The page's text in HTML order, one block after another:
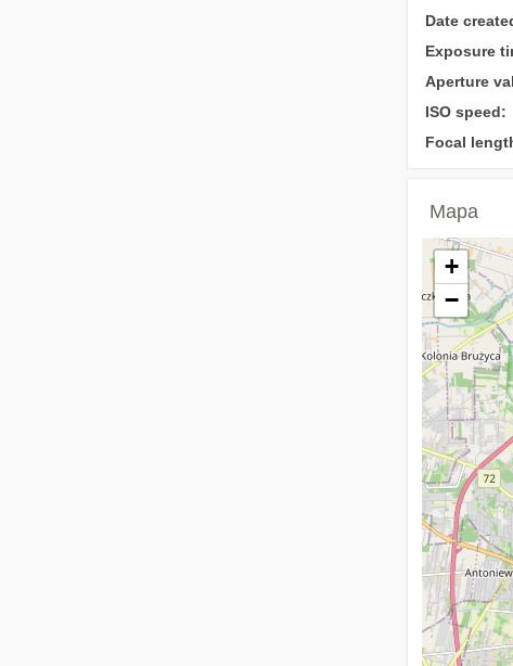
Date
Exposure
Aperture
ISO speed:
Focal
Mapa
+
−